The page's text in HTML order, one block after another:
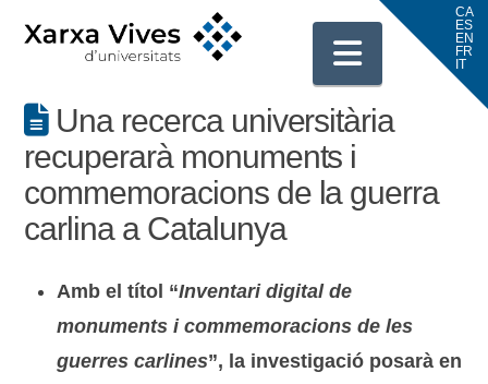
Una recerca universitària
recuperarà monuments i
commemoracions de la guerra
carlina a Catalunya
Amb el títol “Inventari digital de
monuments i commemoracions de les
guerres carlines”, la investigació posarà en